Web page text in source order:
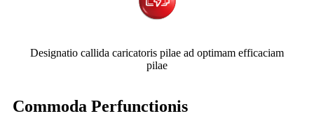
Designatio callida caricatoris pilae ad optimam efficaciam
pilae
Commoda Perfunctionis